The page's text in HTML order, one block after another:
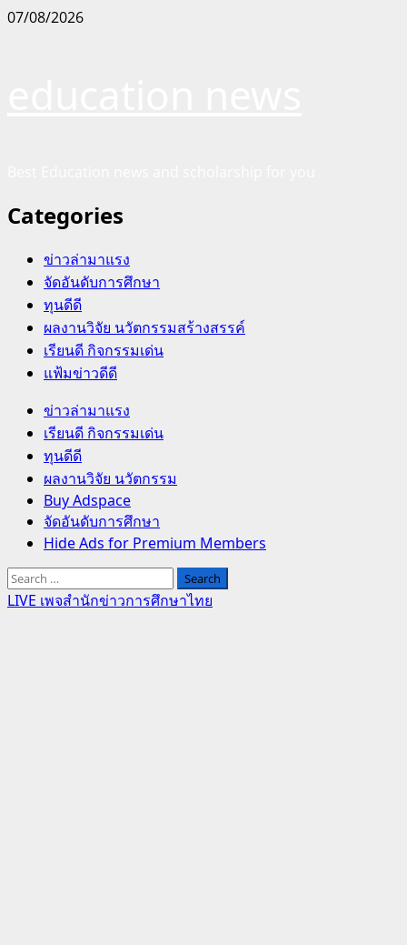
Skip
07/08/2026
Categories
ข่าวล่ามาแรง
จัดอันดับการศึกษา
ทุนดีดี
ผลงานวิจัย นวัตกรรมสร้างสรรค์
เรียนดี กิจกรรมเด่น
แฟ้มข่าวดีดี
Primary
Menu
ข่าวล่ามาแรง
เรียนดี กิจกรรมเด่น
ทุนดีดี
ผลงานวิจัย นวัตกรรม
Buy Adspace
จัดอันดับการศึกษา
Hide Ads for Premium Members
Search
for:
LIVE เพจสำนักข่าวการศึกษาไทย